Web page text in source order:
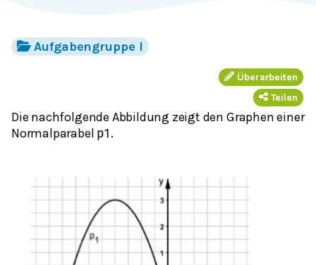
Aufgabengruppe I
Überarbeiten
Teilen
Die nachfolgende Abbildung zeigt den Graphen einer
Normalparabel p1 .